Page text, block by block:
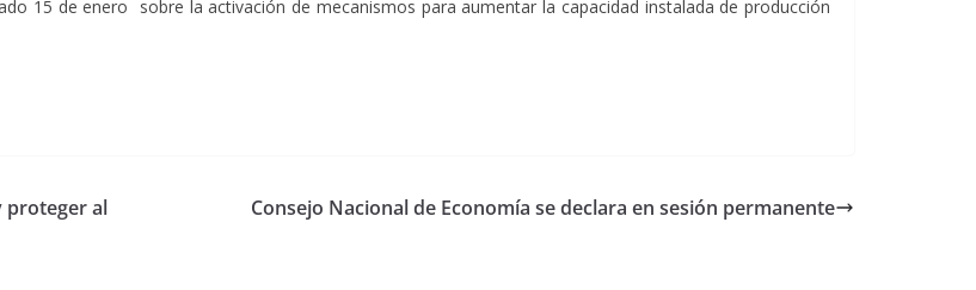
15 de enero sobre la activación de mecanismos para aumentar la capacidad instalada de producción
proteger al
Consejo Nacional de Economía se declara en sesión permanente